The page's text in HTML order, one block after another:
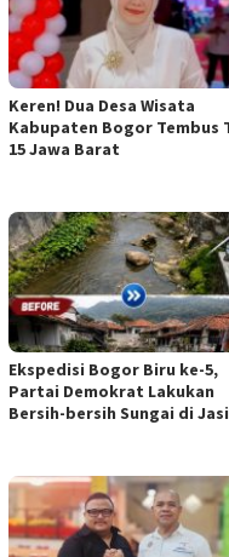
Keren! Dua Desa Wisata
Kabupaten Bogor Tembus
15 Jawa Barat
Ekspedisi Bogor Biru ke-5,
Partai Demokrat Lakukan
Bersih-bersih Sungai di